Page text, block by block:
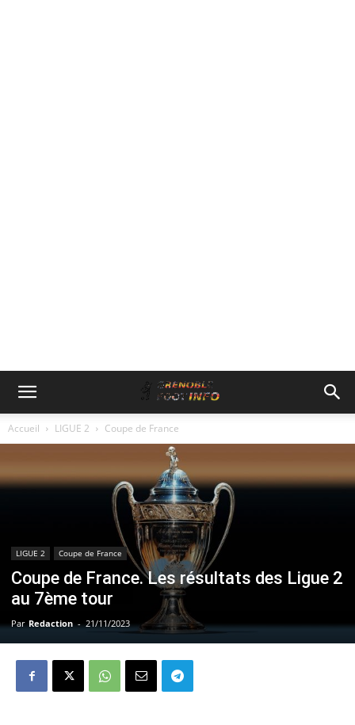
Accueil LIGUE 2 Coupe de France
LIGUE 2 Coupe de France
Coupe de France. Les résultats des Ligue 2
au 7ème tour
Par Redaction - 21/11/2023